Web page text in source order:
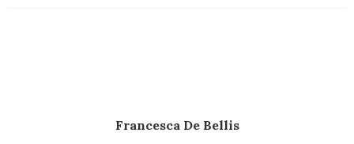
Francesca De Bellis